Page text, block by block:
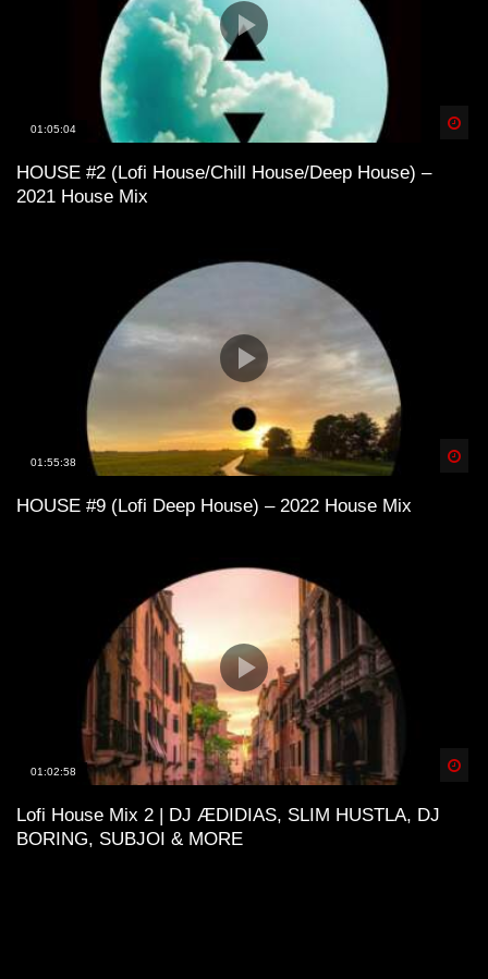
01:05:04
HOUSE #2 (Lofi House/Chill House/Deep House) –
2021 House Mix
01:55:38
HOUSE #9 (Lofi Deep House) – 2022 House Mix
01:02:58
Lofi House Mix 2 | DJ ÆDIDIAS, SLIM HUSTLA, DJ
BORING, SUBJOI & MORE